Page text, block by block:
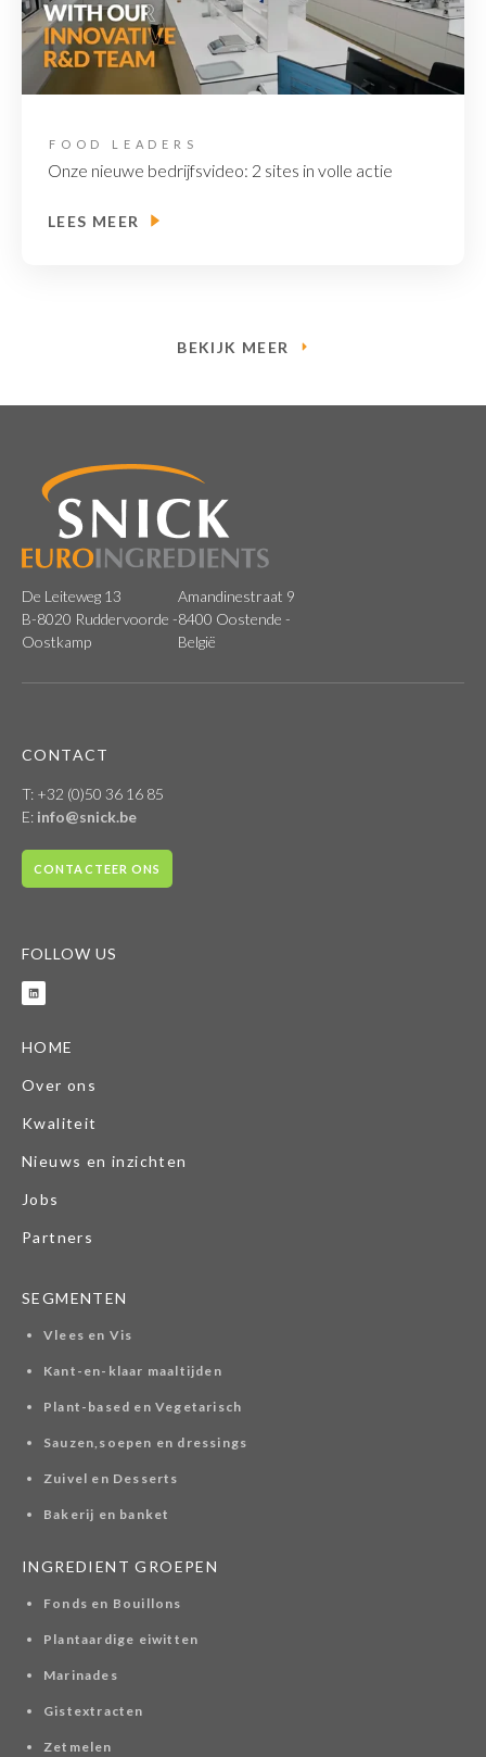
FOOD LEADERS
Onze nieuwe bedrijfsvideo: 2 sites in volle actie
LEES MEER
BEKIJK MEER
De Leiteweg 13
B-8020 Ruddervoorde -
Oostkamp
Amandinestraat 9
8400 Oostende -
België
CONTACT
T: +32 (0)50 36 16 85
E: info@snick.be
CONTACTEER ONS
FOLLOW US
HOME
Over ons
Kwaliteit
Nieuws en inzichten
Jobs
Partners
SEGMENTEN
Vlees en Vis
Kant-en-klaar maaltijden
Plant-based en Vegetarisch
Sauzen,soepen en dressings
Zuivel en Desserts
Bakerij en banket
INGREDIENT GROEPEN
Fonds en Bouillons
Plantaardige eiwitten
Marinades
Gistextracten
Zetmelen